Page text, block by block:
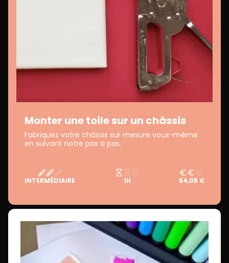
Monter une toile sur un châssis
Fabriquez votre châssis sur mesure vous-même
en suivant notre pas à pas.
INTERMÉDIAIRE 1H 54,05 €